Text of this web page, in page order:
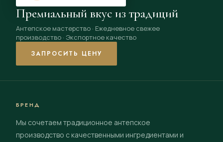
Премиальный вкус из традиций
Антепское мастерство · Ежедневное свежее
производство · Экспортное качество
ЗАПРОСИТЬ ЦЕНУ
БРЕНД
Мы сочетаем традиционное антепское
производство с качественными ингредиентами и